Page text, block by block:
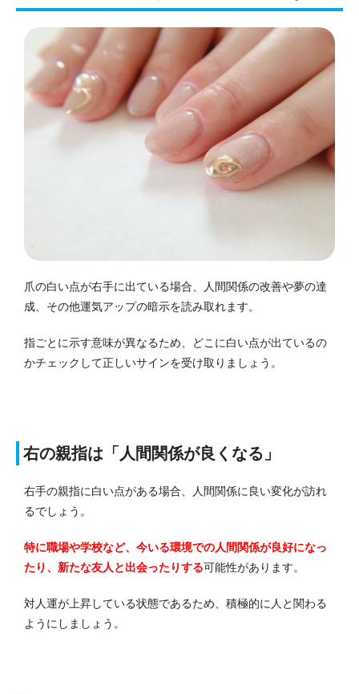
爪の白い点が右手に出ている場合、人間関係の改善や夢の達
成、その他運気アップの暗示を読み取れます。
指ごとに示す意味が異なるため、どこに白い点が出ているの
かチェックして正しいサインを受け取りましょう。
右の親指は「人間関係が良くなる」
右手の親指に白い点がある場合、人間関係に良い変化が訪れ
るでしょう。
特に職場や学校など、今いる環境での人間関係が良好になっ
たり、新たな友人と出会ったりする可能性があります。
対人運が上昇している状態であるため、積極的に人と関わる
ようにしましょう。